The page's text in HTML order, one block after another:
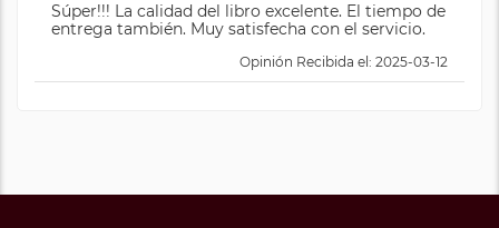
Súper!!! La calidad del libro excelente. El tiempo de
entrega también. Muy satisfecha con el servicio.
Opinión Recibida el: 2025-03-12